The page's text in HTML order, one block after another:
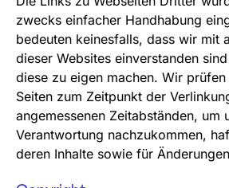
zwecks einfacher Handhabung
bedeuten keinesfalls, dass wir mit
dieser Websites einverstanden
diese zu eigen machen. Wir
Seiten zum Zeitpunkt der
angemessenen Zeitabständen, um
Verantwortung nachzukommen,
deren Inhalte sowie für